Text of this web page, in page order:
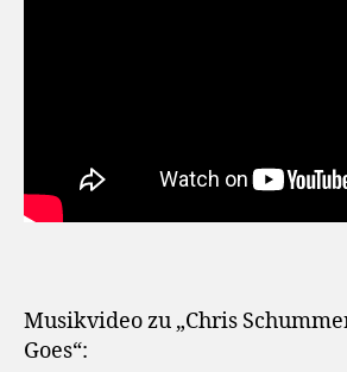
Musikvideo zu „Chris
Goes“: